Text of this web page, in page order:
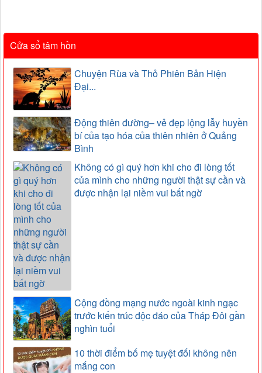
Cửa sổ tâm hồn
Chuyện Rùa và Thỏ Phiên Bản Hiện
Đại...
Động thiên đường– vẻ đẹp lộng lẫy huyền
bí của tạo hóa của thiên nhiên ở Quảng
Bình
Không có gì quý hơn khi cho đi lòng tốt
của mình cho những người thật sự cần và
được nhận lại niềm vui bất ngờ
Cộng đồng mạng nước ngoài kinh ngạc
trước kiến trúc độc đáo của Tháp Đôi gần
nghìn tuổi
10 thời điểm bố mẹ tuyệt đối không nên
mắng con